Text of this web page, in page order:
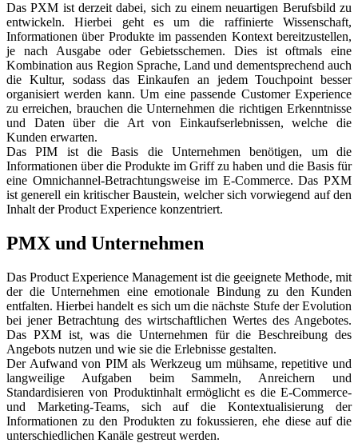
Das PXM ist derzeit dabei, sich zu einem neuartigen Berufsbild zu
entwickeln. Hierbei geht es um die raffinierte Wissenschaft,
Informationen über Produkte im passenden Kontext bereitzustellen,
je nach Ausgabe oder Gebietsschemen. Dies ist oftmals eine
Kombination aus Region Sprache, Land und dementsprechend auch
die Kultur, sodass das Einkaufen an jedem Touchpoint besser
organisiert werden kann. Um eine passende Customer Experience
zu erreichen, brauchen die Unternehmen die richtigen Erkenntnisse
und Daten über die Art von Einkaufserlebnissen, welche die
Kunden erwarten.
Das PIM ist die Basis die Unternehmen benötigen, um die
Informationen über die Produkte im Griff zu haben und die Basis für
eine Omnichannel-Betrachtungsweise im E-Commerce. Das PXM
ist generell ein kritischer Baustein, welcher sich vorwiegend auf den
Inhalt der Product Experience konzentriert.
PMX und Unternehmen
Das Product Experience Management ist die geeignete Methode, mit
der die Unternehmen eine emotionale Bindung zu den Kunden
entfalten. Hierbei handelt es sich um die nächste Stufe der Evolution
bei jener Betrachtung des wirtschaftlichen Wertes des Angebotes.
Das PXM ist, was die Unternehmen für die Beschreibung des
Angebots nutzen und wie sie die Erlebnisse gestalten.
Der Aufwand von PIM als Werkzeug um mühsame, repetitive und
langweilige Aufgaben beim Sammeln, Anreichern und
Standardisieren von Produktinhalt ermöglicht es die E-Commerce-
und Marketing-Teams, sich auf die Kontextualisierung der
Informationen zu den Produkten zu fokussieren, ehe diese auf die
unterschiedlichen Kanäle gestreut werden.